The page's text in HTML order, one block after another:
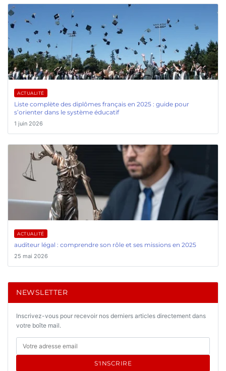
ACTUALITÉ
Liste complète des diplômes français en 2025 : guide pour
s’orienter dans le système éducatif
1 juin 2026
ACTUALITÉ
auditeur légal : comprendre son rôle et ses missions en 2025
25 mai 2026
NEWSLETTER
Inscrivez-vous pour recevoir nos derniers articles directement dans
votre boîte mail.
S'INSCRIRE